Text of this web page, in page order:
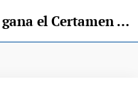
Jezabel Rodríguez Asperilla gana el Certamen Nacional de Pintura Evaristo Arce Piniella